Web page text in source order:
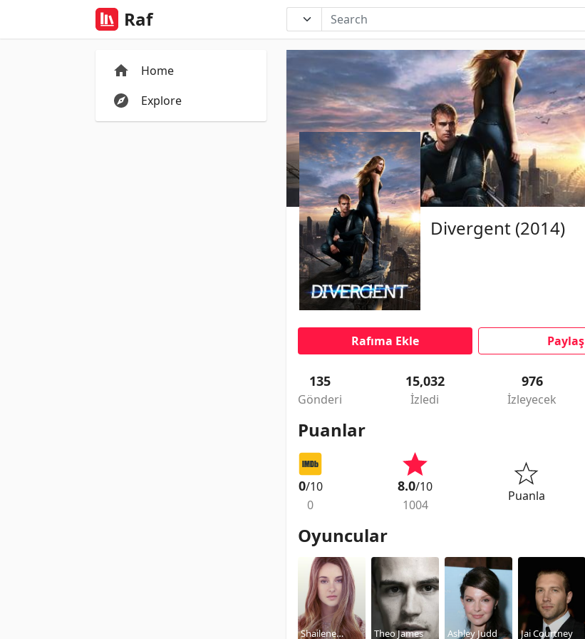
Raf
Home
Explore
Divergent (2014)
Rafıma Ekle Paylaş
135
Gönderi
15,032
İzledi
976
İzleyecek
Puanlar
0/10
0
8.0/10
1004
Puanla
Oyuncular
Shailene Theo James Ashley Judd Jai Courtney